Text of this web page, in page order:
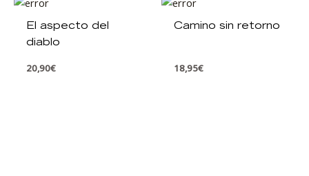
El aspecto del
diablo
20,90€
Camino sin retorno
18,95€